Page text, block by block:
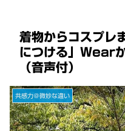
着物からコスプレ
につける」Wear
（音声付）
共感力＠微妙な違い